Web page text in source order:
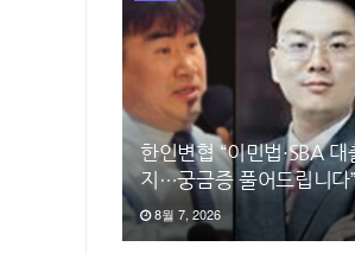
한인변협 “이민법·SBA 대
지…궁금증 풀어드립니다
8월 7, 2026